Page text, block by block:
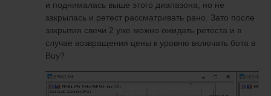
и поднималась выше этого диапазона, но не
закрылась и ретест рассматривать рано. Зато после
закрытия свечи 2 уже можно ожидать ретеста и в
случае возвращения цены к уровню включать бота в
Buy?